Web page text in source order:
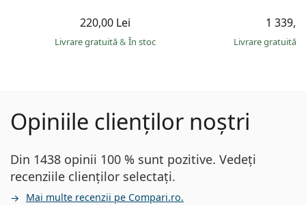
220,00 Lei
Livrare gratuită& În stoc
1
Livrare gratuită
Opiniile clienților noștri
Din 1438 opinii 100 % sunt pozitive. Vedeți
recenziile clienților selectați.
Mai multe recenzii pe Compari.ro.